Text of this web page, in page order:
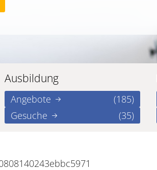
Ausbildung
Angebote
(185)
Gesuche
(35)